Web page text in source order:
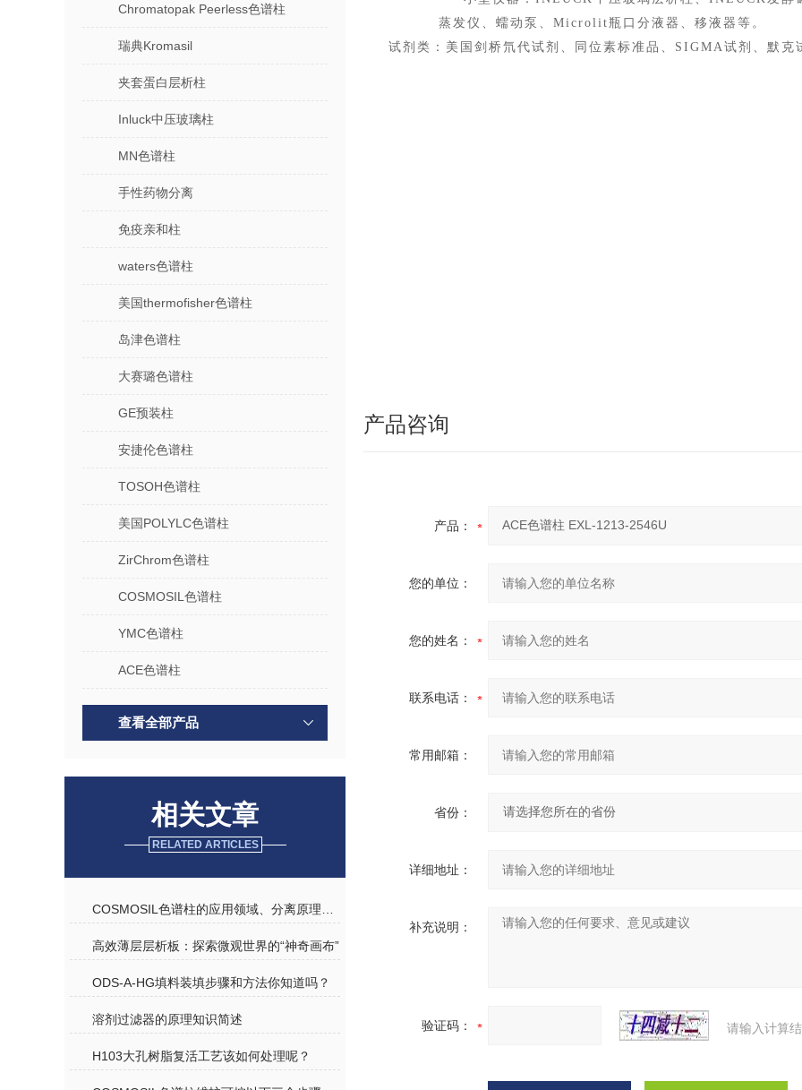
Chromatopak Peerless色谱柱
瑞典Kromasil
夹套蛋白层析柱
Inluck中压玻璃柱
MN色谱柱
手性药物分离
免疫亲和柱
waters色谱柱
美国thermofisher色谱柱
岛津色谱柱
大赛璐色谱柱
GE预装柱
安捷伦色谱柱
TOSOH色谱柱
美国POLYLC色谱柱
ZirChrom色谱柱
COSMOSIL色谱柱
YMC色谱柱
ACE色谱柱
查看全部产品
相关文章
RELATED ARTICLES
高效薄层层析板：探索微观世界的“神奇画布”
ODS-A-HG填料装填步骤和方法你知道吗？
溶剂过滤器的原理知识简述
H103大孔树脂复活工艺该如何处理呢？
蒸发仪、蠕动泵、Microlit瓶口分液器、移液器等。
试剂类：美国剑桥氘代试剂、同位素标准品、SIGMA试剂、默克
产品咨询
产品：
您的单位：
您的姓名：
联系电话：
常用邮箱：
省份：
详细地址：
补充说明：
验证码： 请输入计算